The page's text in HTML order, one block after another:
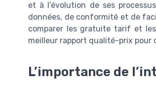
et à l’évolution de ses
données, de conformité et de
comparer les gratuite tarif et
meilleur rapport qualité-prix pour
L’importance de